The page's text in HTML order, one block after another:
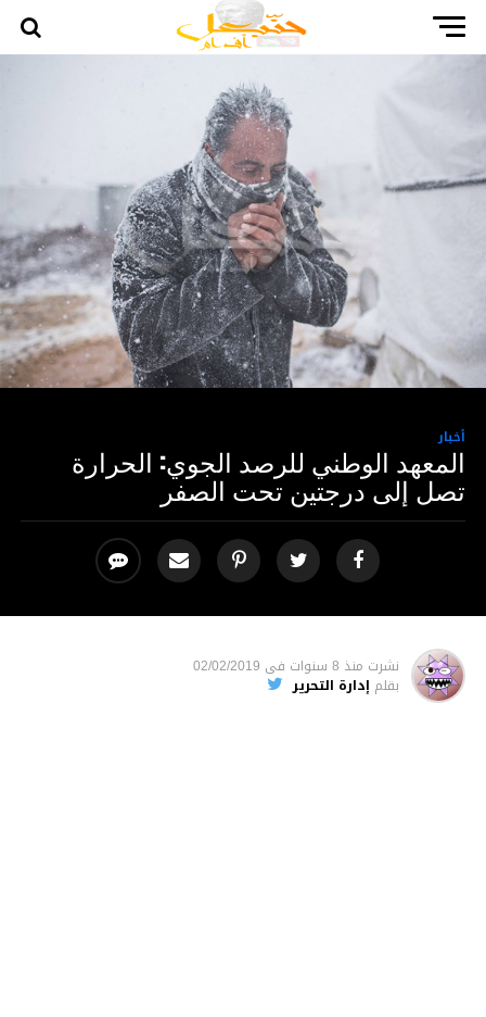
أخبار
المعهد الوطني للرصد الجوي: الحرارة
تصل إلى درجتين تحت الصفر
نشرت منذ 8 سنوات فى 02/02/2019
بقلم إدارة التحرير